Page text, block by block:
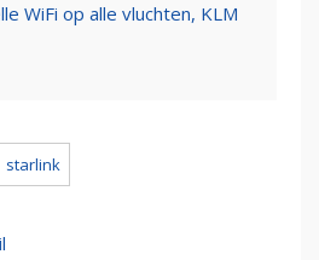
WiFi op alle vluchten, KLM
starlink